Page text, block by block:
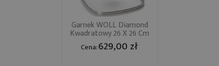
Garnek WOLL Diamond
Kwadratowy 26 X 26 Cm
Cena:629,00 zł